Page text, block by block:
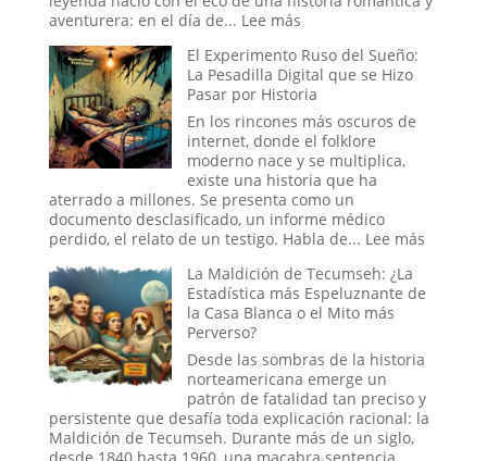
verdaderos
de
Negro
aventurera: en el día de... Lee más:
Cristal
y
el
Engaño:
Los
Cráneos
que
Espantaron
a
la
y
Sedujeron
a
Nueva
Era
El Experimento Ruso del Sueño:
La Pesadilla Digital que se Hizo
Pasar por Historia
En los rincones más oscuros de
internet, donde el folklore
moderno nace y se multiplica,
existe una historia que ha
aterrado a millones. Se presenta como un
documento desclasificado, un informe médico
perdido, el relato de un testigo. Habla de... Lee más:
Ruso
La
Digital
que
La Maldición de Tecumseh: ¿La
Estadística más Espeluznante de
la Casa Blanca o el Mito más
Perverso?
Desde las sombras de la historia
norteamericana emerge un
patrón de fatalidad tan preciso y
persistente que desafía toda explicación racional: la
Maldición de Tecumseh. Durante más de un siglo,